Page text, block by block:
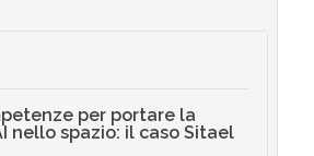
per portare la
nello spazio: il caso Sitael